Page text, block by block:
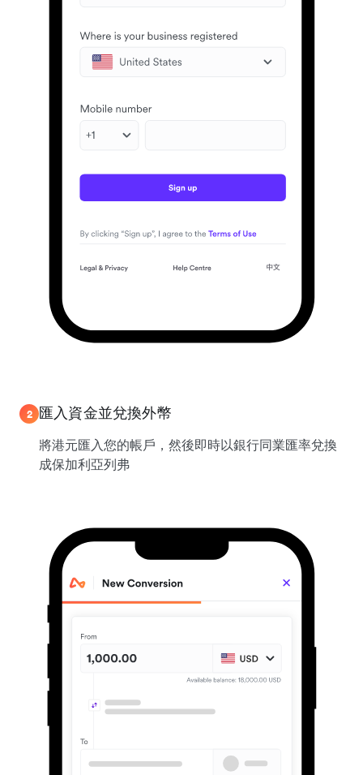
2 匯入資金並兌換外幣
將港元匯入您的帳戶，然後即時以銀行同業匯率兌換
成保加利亞列弗